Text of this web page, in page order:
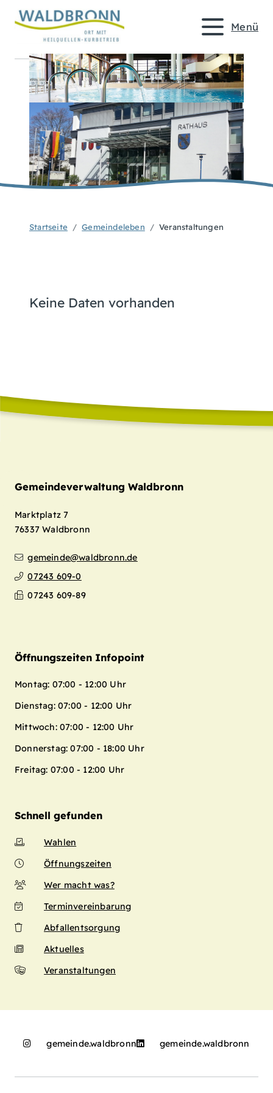
Menü
Startseite Gemeindeleben Veranstaltungen
Keine Daten vorhanden
Gemeindeverwaltung Waldbronn
Marktplatz 7
76337 Waldbronn
gemeinde@waldbronn.de
07243 609-0
07243 609-89
Öffnungszeiten Infopoint
Montag: 07:00 - 12:00 Uhr
Dienstag: 07:00 - 12:00 Uhr
Mittwoch: 07:00 - 12:00 Uhr
Donnerstag: 07:00 - 18:00 Uhr
Freitag: 07:00 - 12:00 Uhr
Schnell gefunden
Wahlen
Öffnungszeiten
Wer macht was?
Terminvereinbarung
Abfallentsorgung
Aktuelles
Veranstaltungen
gemeinde.waldbronn gemeinde.waldbronn